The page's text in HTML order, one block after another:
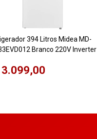
394 Litros Midea MD-
Branco 220V Inverter
3.099,00